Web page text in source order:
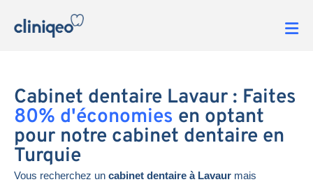
Cabinet dentaire Lavaur : Faites
80% d'économies en optant
pour notre cabinet dentaire en
Turquie
Vous recherchez un cabinet dentaire à Lavaur mais